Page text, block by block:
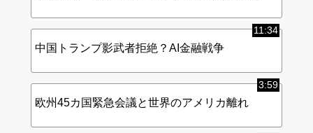
11:34
中国トランプ影武者拒絶？AI金融戦争
3:59
欧州45カ国緊急会議と世界のアメリカ離れ